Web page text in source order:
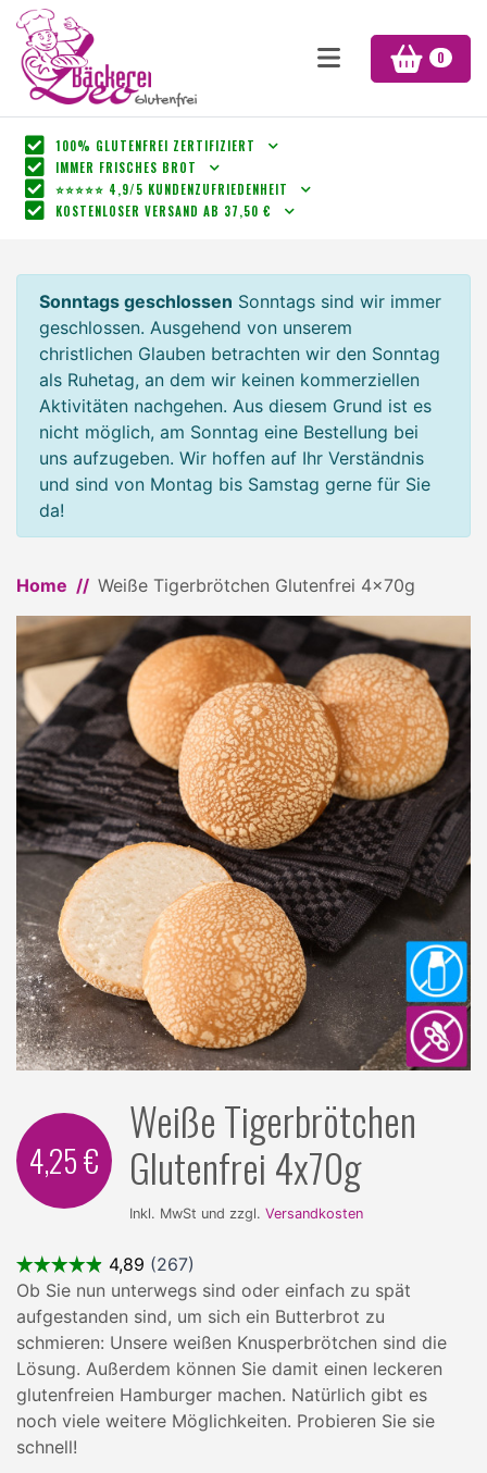
0
100% GLUTENFREI ZERTIFIZIERT
IMMER FRISCHES BROT
⭐⭐⭐⭐⭐ 4,9/5 KUNDENZUFRIEDENHEIT
KOSTENLOSER VERSAND AB 37,50 €
Sonntags geschlossen Sonntags sind wir immer
geschlossen. Ausgehend von unserem
christlichen Glauben betrachten wir den Sonntag
als Ruhetag, an dem wir keinen kommerziellen
Aktivitäten nachgehen. Aus diesem Grund ist es
nicht möglich, am Sonntag eine Bestellung bei
uns aufzugeben. Wir hoffen auf Ihr Verständnis
und sind von Montag bis Samstag gerne für Sie
da!
Home Weiße Tigerbrötchen Glutenfrei 4x70g
4,25 €
Weiße Tigerbrötchen
Glutenfrei 4x70g
Inkl. MwSt und zzgl. Versandkosten
Ob Sie nun unterwegs sind oder einfach zu spät
aufgestanden sind, um sich ein Butterbrot zu
schmieren: Unsere weißen Knusperbrötchen sind die
Lösung. Außerdem können Sie damit einen leckeren
glutenfreien Hamburger machen. Natürlich gibt es
noch viele weitere Möglichkeiten. Probieren Sie sie
schnell!